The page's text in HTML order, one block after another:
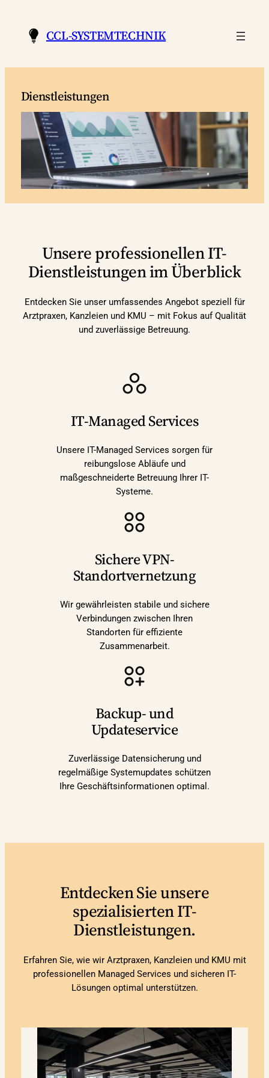
springen
CCL-SYSTEMTECHNIK
Dienstleistungen
Unsere professionellen IT-
Dienstleistungen im Überblick
Entdecken Sie unser umfassendes Angebot speziell für
Arztpraxen, Kanzleien und KMU – mit Fokus auf Qualität
und zuverlässige Betreuung.
IT-Managed Services
Unsere IT-Managed Services sorgen für
reibungslose Abläufe und
maßgeschneiderte Betreuung Ihrer IT-
Systeme.
Sichere VPN-
Standortvernetzung
Wir gewährleisten stabile und sichere
Verbindungen zwischen Ihren
Standorten für effiziente
Zusammenarbeit.
Backup- und
Updateservice
Zuverlässige Datensicherung und
regelmäßige Systemupdates schützen
Ihre Geschäftsinformationen optimal.
Entdecken Sie unsere
spezialisierten IT-
Dienstleistungen.
Erfahren Sie, wie wir Arztpraxen, Kanzleien und KMU mit
professionellen Managed Services und sicheren IT-
Lösungen optimal unterstützen.